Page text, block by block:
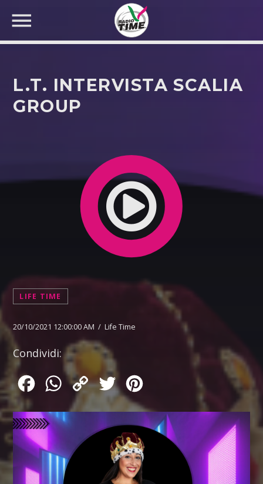
L.T. INTERVISTA SCALIA
GROUP
LIFE TIME
20/10/2021 12:00:00 AM / Life Time
Condividi:
FacebookWhatsApp
Copy
Link
Twitter